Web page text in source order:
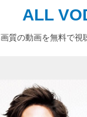
ALL
質の動画を無料で視